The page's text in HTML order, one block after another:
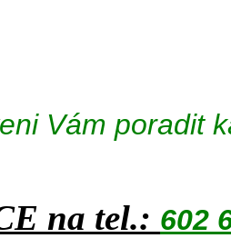
Vám poradit
na tel.: 602